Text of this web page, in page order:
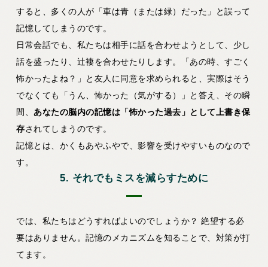
すると、多くの人が「車は青（または緑）だった」と誤って
記憶してしまうのです。
日常会話でも、私たちは相手に話を合わせようとして、少し
話を盛ったり、辻褄を合わせたりします。「あの時、すごく
怖かったよね？」と友人に同意を求められると、実際はそう
でなくても「うん、怖かった（気がする）」と答え、その瞬
間、 あなたの脳内の記憶は「怖かった過去」として上書き保
存されてしまうのです。
記憶とは、かくもあやふやで、影響を受けやすいものなので
す。
5. それでもミスを減らすために
では、私たちはどうすればよいのでしょうか？ 絶望する必
要はありません。記憶のメカニズムを知ることで、対策が打
てます。